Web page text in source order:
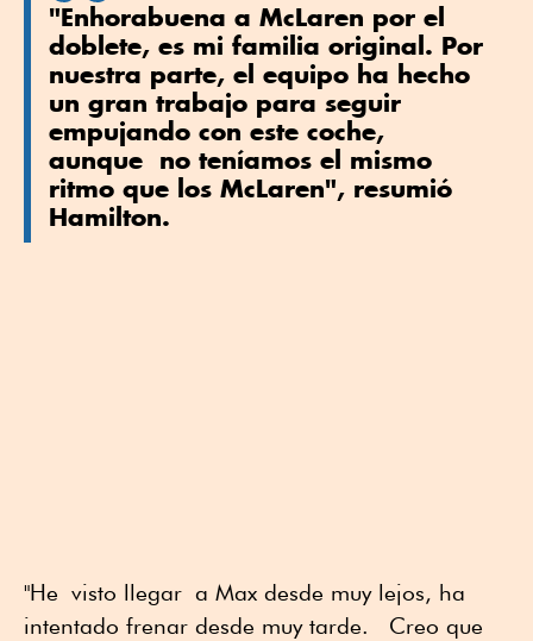
"Enhorabuena a McLaren por el
doblete, es mi familia original. Por
nuestra parte, el equipo ha hecho
un gran trabajo para seguir
empujando con este coche,
aunque no teníamos el mismo
ritmo que los McLaren", resumió
Hamilton.
"He visto llegar a Max desde muy lejos, ha
intentado frenar desde muy tarde. Creo que